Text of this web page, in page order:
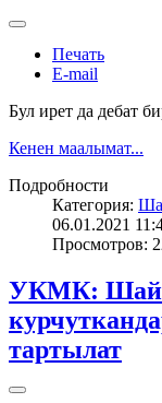
Печать
E-mail
Бул ирет да дебат
Кенен маалымат...
Подробности
Категория:
06.01.2021
Просмотров:
УКМК:
тартылат